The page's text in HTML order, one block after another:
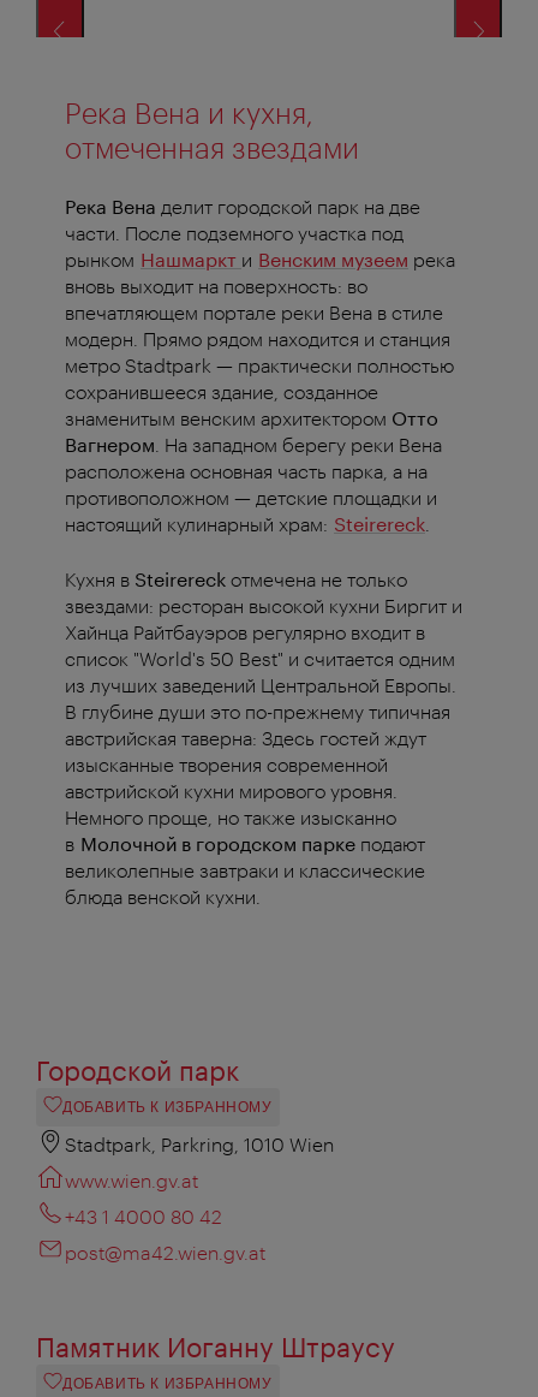
Река Вена и кухня,
отмеченная звездами
Река Вена делит городской парк на две
части. После подземного участка под
рынком Нашмаркт и Венским музеем река
вновь выходит на поверхность: во
впечатляющем портале реки Вена в стиле
модерн. Прямо рядом находится и станция
метро Stadtpark — практически полностью
сохранившееся здание, созданное
знаменитым венским архитектором Отто
Вагнером . На западном берегу реки Вена
расположена основная часть парка, а на
противоположном — детские площадки и
настоящий кулинарный храм: Steirereck
Кухня в Steirereck отмечена не только
звездами: ресторан высокой кухни Биргит и
Хайнца Райтбауэров регулярно входит в
список "World's 50 Best" и считается одним
из лучших заведений Центральной Европы.
В глубине души это по-прежнему типичная
австрийская таверна: Здесь гостей ждут
изысканные творения современной
австрийской кухни мирового уровня.
Немного проще, но также изысканно
в Молочной в городском парке подают
великолепные завтраки и классические
блюда венской кухни.
Городской парк
ДОБАВИТЬ К ИЗБРАННОМУ
Stadtpark, Parkring, 1010 Wien
www.wien.gv.at
+43 1 4000 80 42
post@ma42.wien.gv.at
Памятник Иоганну Штраусу
ДОБАВИТЬ К ИЗБРАННОМУ